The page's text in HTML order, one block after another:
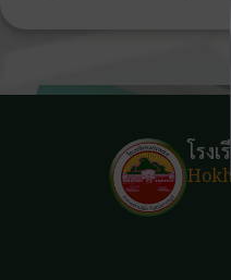
โรงเ